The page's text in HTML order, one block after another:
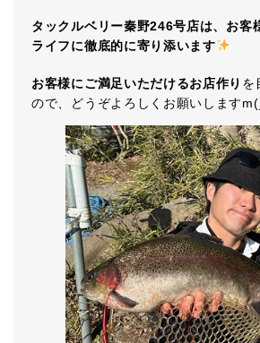
タックルベリー秦野246号店は、お客
ライフに徹底的に寄り添います
お客様にご満足いただけるお店作り を
ので、どうぞよろしくお願いします